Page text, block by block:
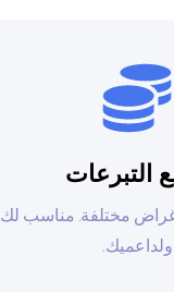
التبرعات
مختلفة. مناسب لك
ولداعميك.